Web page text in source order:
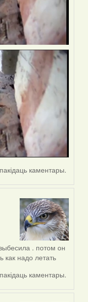
каментары.
. потом он
как надо летать
каментары.